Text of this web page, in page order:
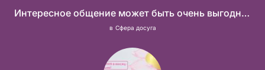
Интересное общение может быть очень выгодным! Проверь, и ты не пожалеешь! 2 000 000₽
в Сфера досуга